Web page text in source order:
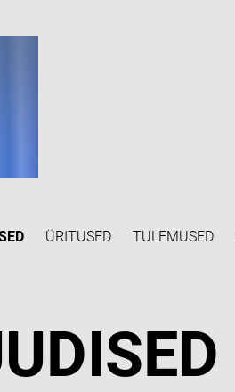
ÜRITUSED TULEMUSED